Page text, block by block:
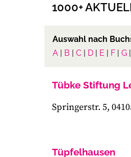
1000+
Auswahl nach
A | B | C | D | E | F | G |
Tübke Stiftung
Springerstr. 5,
Tüpfelhausen